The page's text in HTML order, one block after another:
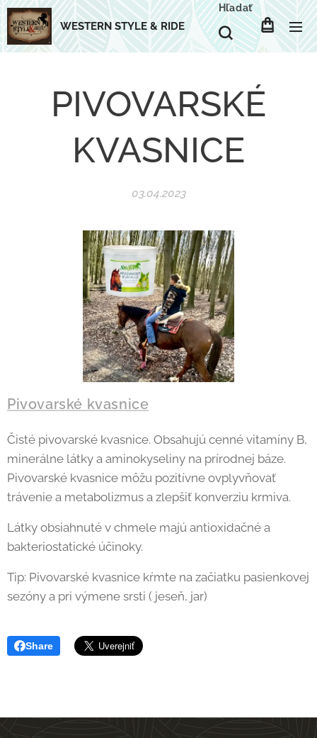
WESTERN STYLE & RIDE
Hľadať
PIVOVARSKÉ
KVASNICE
03.04.2023
Pivovarské kvasnice
Čisté pivovarské kvasnice. Obsahujú cenné vitamíny B,
minerálne látky a aminokyseliny na prírodnej báze.
Pivovarské kvasnice môžu pozitívne ovplyvňovať
trávenie a metabolizmus a zlepšiť konverziu krmiva.
Látky obsiahnuté v chmele majú antioxidačné a
bakteriostatické účinoky.
Tip: Pivovarské kvasnice kŕmte na začiatku pasienkovej
sezóny a pri výmene srsti ( jeseň, jar)
Share